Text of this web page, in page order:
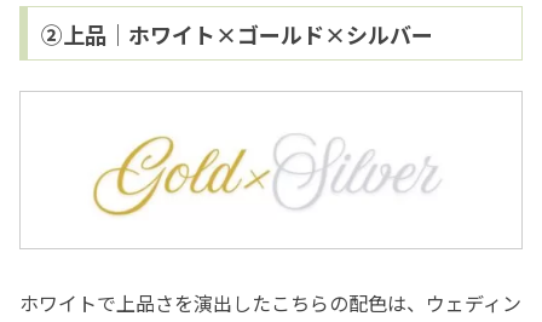
②上品｜ホワイト×ゴールド×シルバー
ホワイトで上品さを演出したこちらの配色は、ウェディン